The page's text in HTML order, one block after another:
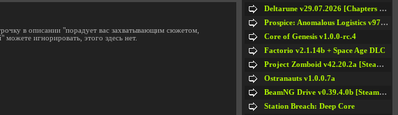
в описании "порадует вас захватывающим сюжетом,
игнорировать, этого здесь нет.
Deltarune v29.07.2026 [Chapters 1-5] / + RUS [Chapters 1-5]
Prospice: Anomalous Logistics v97 [Playtest]
Core of Genesis v1.0.0-rc.4
Factorio v2.1.14b + Space Age DLC
Project Zomboid v42.20.2a [Steam Early Access]
Ostranauts v1.0.0.7a
BeamNG Drive v0.39.4.0b [Steam Early Access]
Station Breach: Deep Core